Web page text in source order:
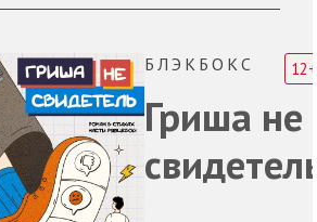
БЛЭКБОКС
Гриша не
12+